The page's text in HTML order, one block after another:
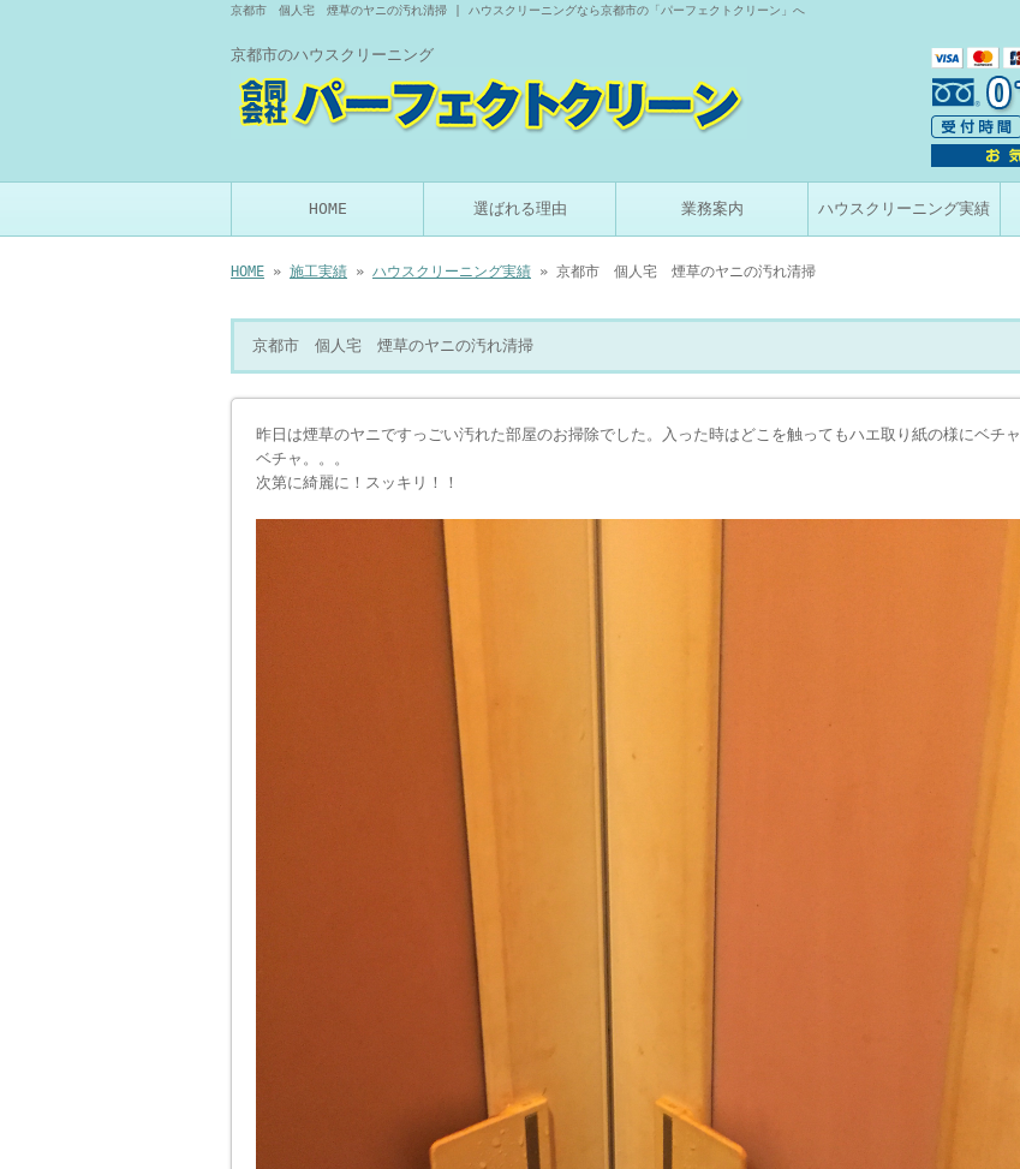
京都市 個人宅 煙草のヤニの汚れ清掃 | ハウスクリーニングなら京都市の「パーフェクトクリーン」へ
京都市のハウスクリーニング
HOME 選ばれる理由 業務案内 ハウスクリーニング実績
HOME » 施工実績 » ハウスクリーニング実績 » 京都市 個人宅 煙草のヤニの汚れ清掃
京都市 個人宅 煙草のヤニの汚れ清掃
昨日は煙草のヤニですっごい汚れた部屋のお掃除でした。入った時はどこを触ってもハエ取り紙の様にベチャ
ベチャ。。。
次第に綺麗に！スッキリ！！